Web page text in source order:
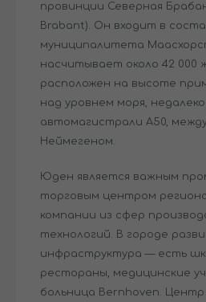
провинции Северная
Brabant). Он входит в
муниципалитета
насчитывает около 42 000
расположен на высоте
над уровнем моря,
автомагистрали A50,
Неймегеном.
Юден является важным
торговым центром
компании из сфер
технологий. В городе
инфраструктура — есть
рестораны, медицинские
больница Bernhoven. Центр